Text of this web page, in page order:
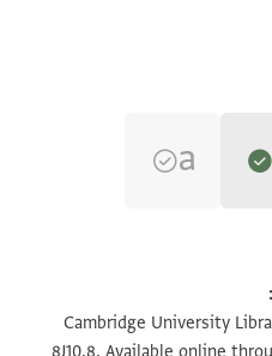
S. D.
تكبير و تدوير
Cambridge University